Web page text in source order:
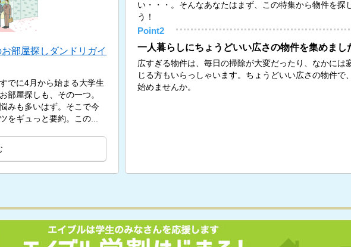
部屋探しダンドリガイ
でに4月から始まる大学生
部屋探しも、その一つ。
みも多いはず。そこで今
をギュっと要約。この...
い・・・。そんなあなたはまず、この特集から物件を探
う！
Point2
一人暮らしにちょうどいい広さの物件を集めまし
広すぎる物件は、毎日の掃除が大変だったり、なかには
じる方もいらっしゃいます。ちょうどいい広さの物件で
始めませんか。